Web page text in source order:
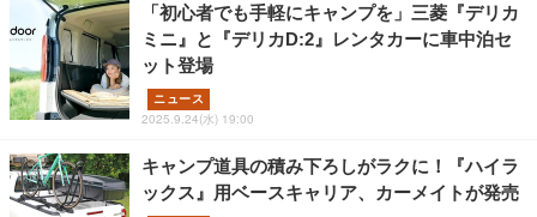
「初心者でも手軽にキャンプを」三菱『デリカ
ミニ』と『デリカD:2』レンタカーに車中泊セ
ット登場
ニュース
2025.9.24(水) 19:00
キャンプ道具の積み下ろしがラクに！『ハイラ
ックス』用ベースキャリア、カーメイトが発売